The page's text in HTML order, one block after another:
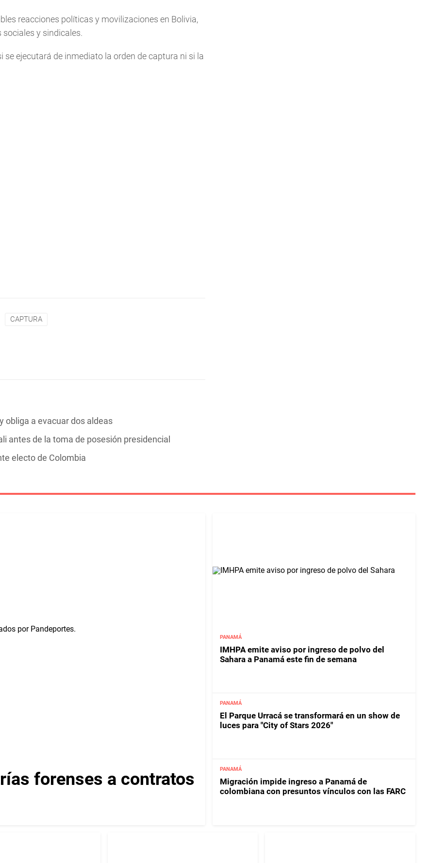
reacciones políticas y movilizaciones en Bolivia,
y sindicales.
ejecutará de inmediato la orden de captura ni si la
CAPTURA
obliga a evacuar dos aldeas
antes de la toma de posesión presidencial
electo de Colombia
forenses a contratos
PANAMÁ
IMHPA emite aviso por ingreso de polvo del
Sahara a Panamá este fin de semana
PANAMÁ
El Parque Urracá se transformará en un show de
luces para "City of Stars 2026"
PANAMÁ
Migración impide ingreso a Panamá de
colombiana con presuntos vínculos con las FARC